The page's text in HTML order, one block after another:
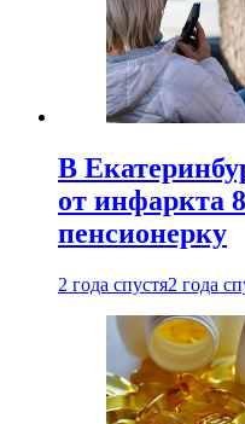
В
от инфаркта
пенсионерку
2 года спустя2 года